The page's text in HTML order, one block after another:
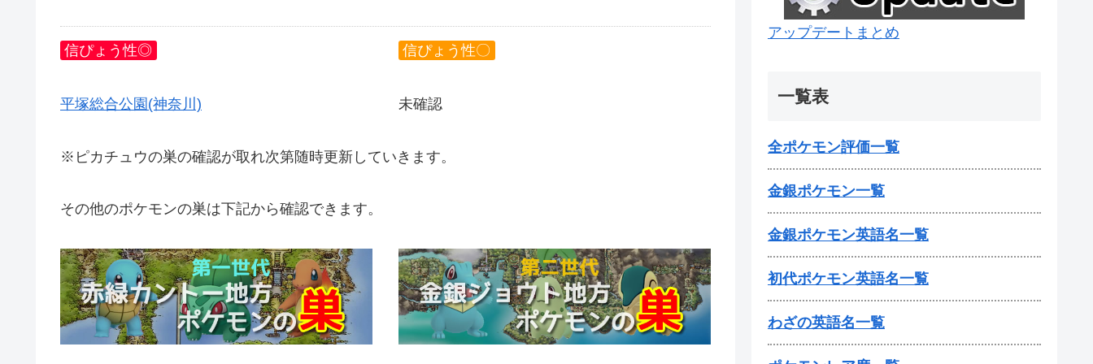
信ぴょう性◎
平塚総合公園(神奈川)
信ぴょう性〇
未確認
※ピカチュウの巣の確認が取れ次第随時更新していきます。
その他のポケモンの巣は下記から確認できます。
アップデートまとめ
一覧表
全ポケモン評価一覧
金銀ポケモン一覧
金銀ポケモン英語名一覧
初代ポケモン英語名一覧
わざの英語名一覧